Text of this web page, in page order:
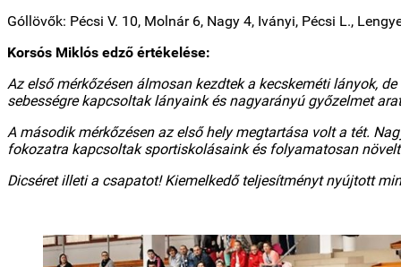
Góllövők: Pécsi V. 10, Molnár 6, Nagy 4, Iványi, Pécsi L.,
Korsós Miklós edző értékelése:
Az első mérkőzésen álmosan kezdtek a kecskeméti lányok,
sebességre kapcsoltak lányaink és nagyarányú győzelmet
A második mérkőzésen az első hely megtartása volt a tét.
fokozatra kapcsoltak sportiskolásaink és folyamatosan
Dicséret illeti a csapatot! Kiemelkedő teljesítményt nyújtott